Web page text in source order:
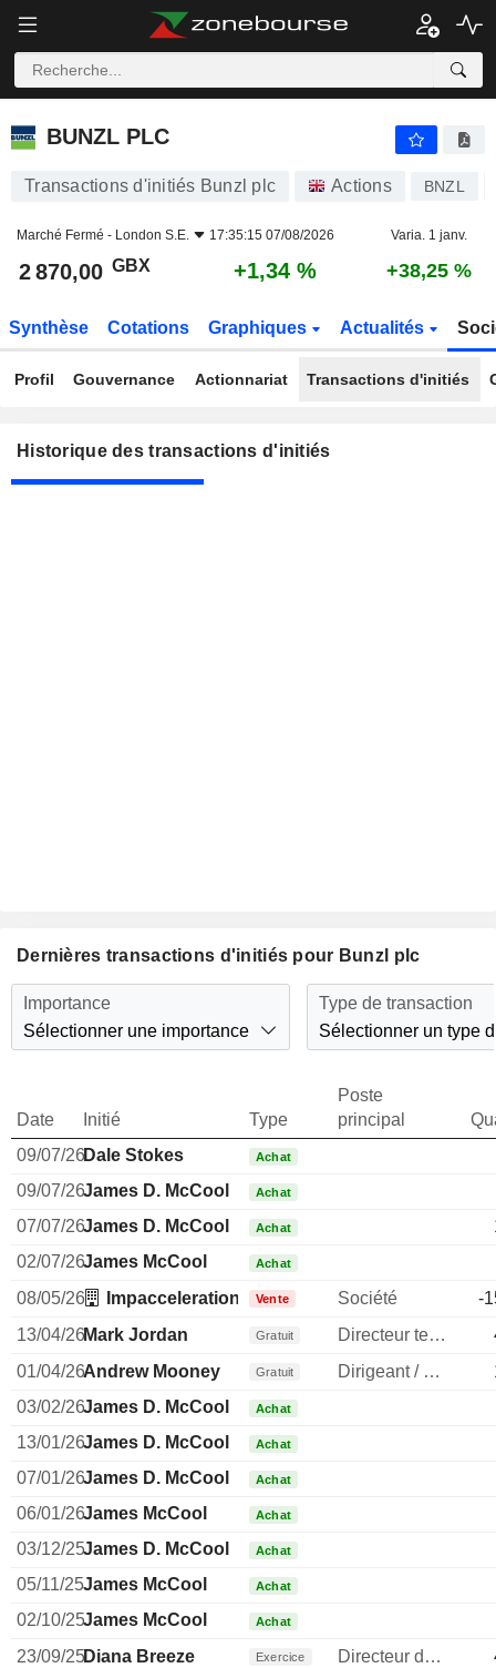
BUNZL PLC
BUNZL PLC
Transactions d'initiés Bunzl plc Actions BNZL
Marché Fermé - London S.E. 17:35:15 07/08/2026 Varia. 1 janv.
2 870,00 GBX +1,34 % +38,25 %
Synthèse Cotations Graphiques Actualités
Profil Gouvernance Actionnariat Transactions d'initiés
Historique des transactions d'initiés
Dernières transactions d'initiés pour Bunzl plc
Importance
Sélectionner une importance
Type de transaction
Sélectionner un type
Date Initié Type
Poste
principal
09/07/26Dale Stokes Achat
09/07/26James D. McCool Achat
07/07/26James D. McCool Achat
02/07/26James McCool Achat
08/05/26 Impacceleration Beheer BV
Vente Société
-
13/04/26Mark Jordan Gratuit Directeur technique
01/04/26Andrew Mooney Gratuit Dirigeant / cadre principal
03/02/26James D. McCool Achat
13/01/26James D. McCool Achat
07/01/26James D. McCool Achat
06/01/26James McCool Achat
03/12/25James D. McCool Achat
05/11/25James McCool Achat
02/10/25James McCool Achat
23/09/25Diana Breeze Exercice Directeur des ressources humaines